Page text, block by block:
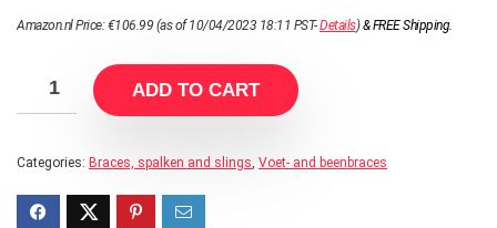
Amazon.nl Price:€106.99 (as of 10/04/2023 18:11 PST-Details)&FREE Shipping.
ADD TO CART
Categories: Braces, spalken and slings Voet- and beenbraces